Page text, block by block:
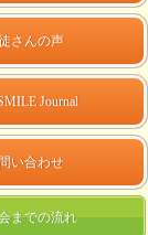
さんの声
Journal
い合わせ
までの流れ